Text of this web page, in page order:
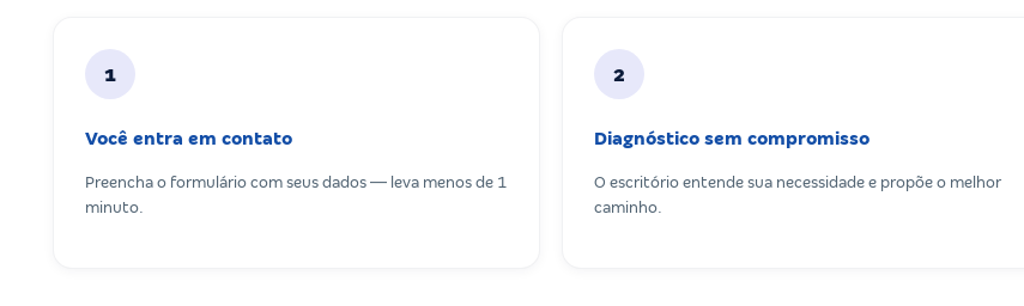
1
Você entra em contato
Preencha o formulário com seus dados — leva menos de 1
minuto.
2
Diagnóstico sem compromisso
O escritório entende sua necessidade e propõe o melhor
caminho.